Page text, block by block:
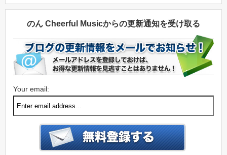
のん Cheerful Musicからの更新通知を受け取る
Your email: